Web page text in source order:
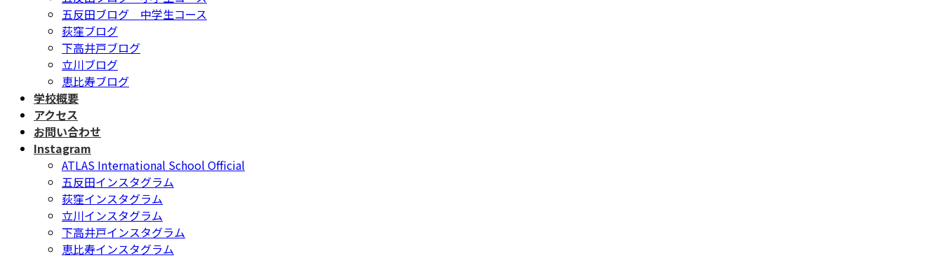
五反田ブログ 中学生コース
荻窪ブログ
下高井戸ブログ
立川ブログ
恵比寿ブログ
学校概要
アクセス
お問い合わせ
Instagram
ATLAS International School Official
五反田インスタグラム
荻窪インスタグラム
立川インスタグラム
下高井戸インスタグラム
恵比寿インスタグラム